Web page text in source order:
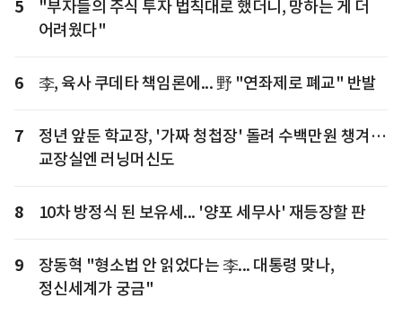
5
"부자들의 주식 투자 법칙대로 했더니, 망하는 게 더
어려웠다"
6 李, 육사 쿠데타 책임론에... 野 "연좌제로 폐교" 반발
7
정년 앞둔 학교장, '가짜 청첩장' 돌려 수백만원 챙겨…
교장실엔 러닝머신도
8 10차 방정식 된 보유세... '양포 세무사' 재등장할 판
9
장동혁 "형소법 안 읽었다는 李... 대통령 맞나,
정신세계가 궁금"